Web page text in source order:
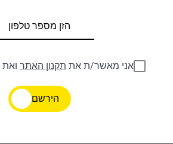
אני מאשר/ת את תקנון האתר ואת
הירשם